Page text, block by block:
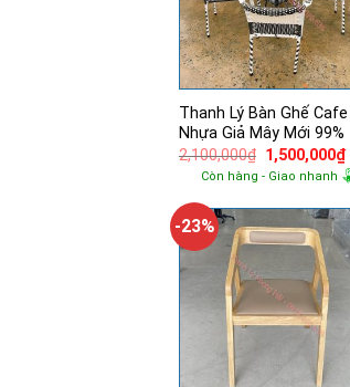
Thanh Lý Bàn Ghế Cafe
Nhựa Giả Mây Mới 99%
2,100,000₫ Giá
gốc
là:
1,500,000₫
Còn hàng - Giao nhanh
-23%